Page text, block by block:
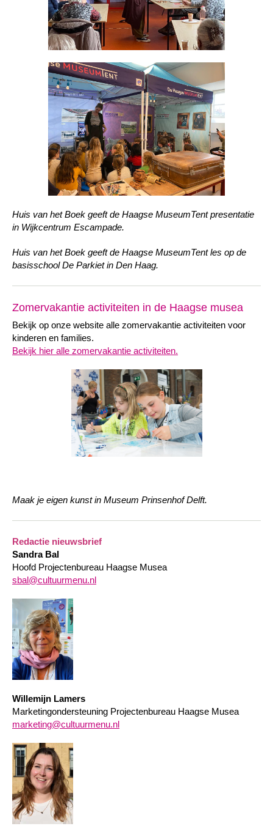
Huis van het Boek geeft de Haagse MuseumTent presentatie
in Wijkcentrum Escampade.
Huis van het Boek geeft de Haagse MuseumTent les op de
basisschool De Parkiet in Den Haag.
Zomervakantie activiteiten in de Haagse musea
Bekijk op onze website alle zomervakantie activiteiten voor
kinderen en families.
Bekijk hier alle zomervakantie activiteiten.
Maak je eigen kunst in Museum Prinsenhof Delft.
Redactie nieuwsbrief
Sandra Bal
Hoofd Projectenbureau Haagse Musea
sbal@cultuurmenu.nl
Willemijn Lamers
Marketingondersteuning Projectenbureau Haagse Musea
marketing@cultuurmenu.nl